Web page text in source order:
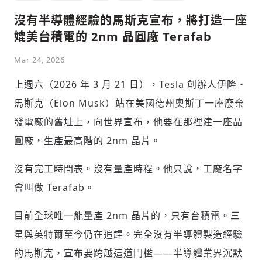
沒有半導體經驗的馬斯克宣布，將打造一座
媲美台積電的 2nm 晶圓廠 Terafab
Mar 24, 2026
上週六（2026 年 3 月 21 日），Tesla 創辦人伊隆・
馬斯克（Elon Musk）站在美國德州奧斯丁一座廢棄
發電廠的舊址上，向世界宣布，他要在那裡建一座晶
圓廠，生產最高階的 2nm 晶片。
沒有完工時間表。沒有量產時程。他只說，工廠名字
會叫做 Terafab。
目前全球唯一能量產 2nm 晶片的，只有台積電。三
星與英特爾至今仍在追趕。完全沒有半導體製造經驗
的馬斯克，宣布要跨越這道門檻——半導體業界沉默